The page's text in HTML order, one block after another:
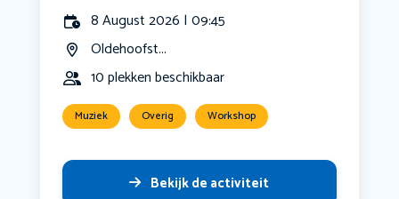
8 August 2026 | 09:45
Oldehoofst...
10 plekken beschikbaar
Muziek Overig Workshop
Bekijk de activiteit